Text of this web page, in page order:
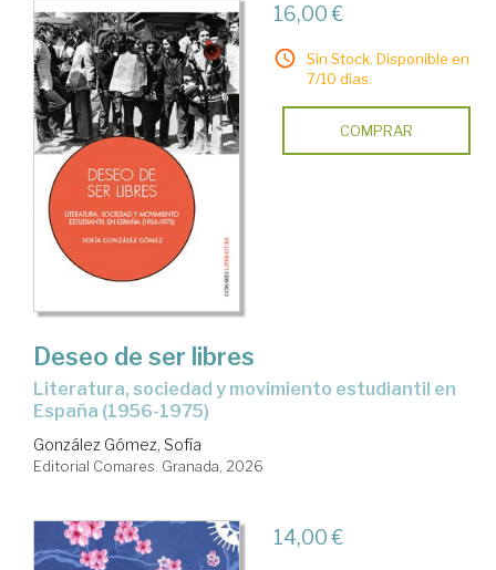
16,00 €
Sin Stock. Disponible en
7/10 días.
COMPRAR
Deseo de ser libres
Literatura, sociedad y movimiento estudiantil en
España (1956-1975)
González Gómez, Sofía
Editorial Comares. Granada, 2026
14,00 €